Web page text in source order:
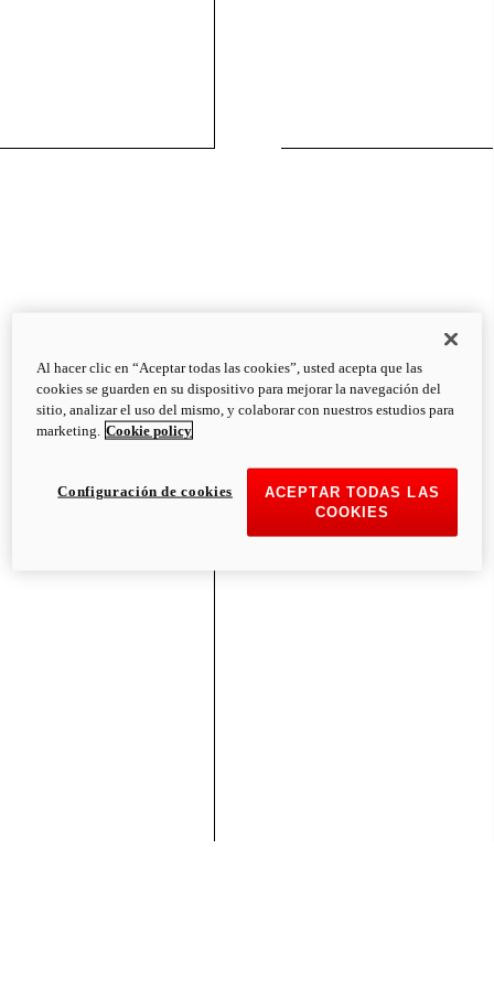
Al hacer clic en “Aceptar todas las cookies”, usted acepta que las
cookies se guarden en su dispositivo para mejorar la navegación del
sitio, analizar el uso del mismo, y colaborar con nuestros estudios para
marketing.
Cookie policy
ACEPTAR TODAS LAS
COOKIES
Configuración de cookies